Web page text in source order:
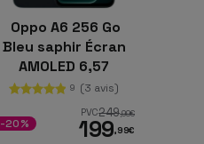
Oppo A6 256 Go
Bleu saphir Écran
AMOLED 6,57
pouces 6 Go de RAM
Batterie 7000 mAh
9 (3 avis)
PVC249,99€
199,99€
-20%